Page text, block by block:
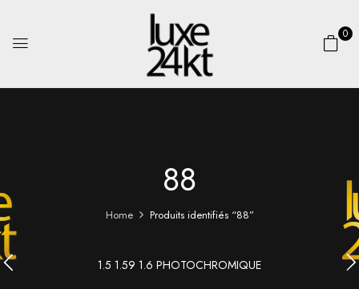
0
88
Home Produits identifiés “88”
1.5 1.59 1.6 PHOTOCHROMIQUE